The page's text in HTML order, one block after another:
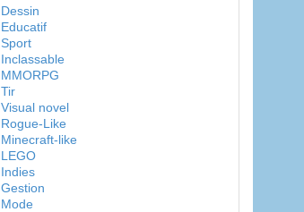
Dessin
Educatif
Sport
Inclassable
MMORPG
Tir
Visual novel
Rogue-Like
Minecraft-like
LEGO
Indies
Gestion
Mode